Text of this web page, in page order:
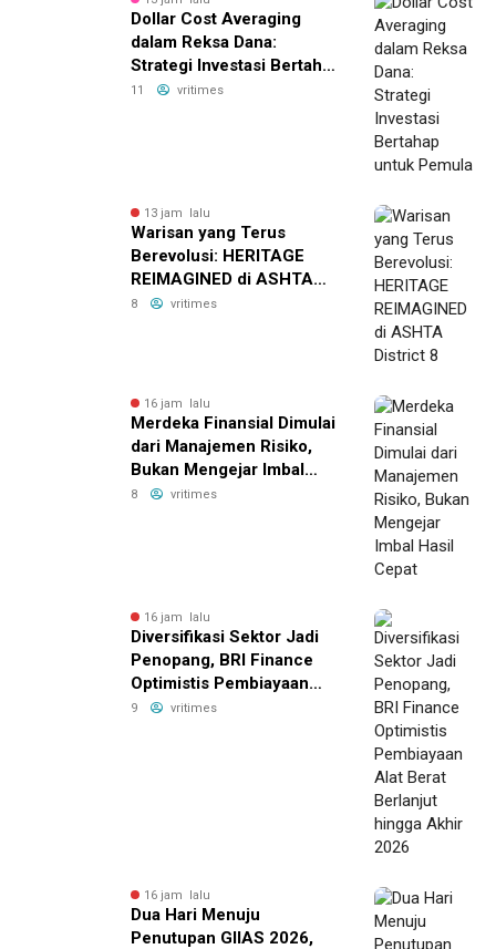
Dollar Cost Averaging
dalam Reksa Dana:
Strategi Investasi Bertahap
untuk Pemula
11 vritimes
13 jam lalu
Warisan yang Terus
Berevolusi: HERITAGE
REIMAGINED di ASHTA
District 8
8 vritimes
16 jam lalu
Merdeka Finansial Dimulai
dari Manajemen Risiko,
Bukan Mengejar Imbal
Hasil Cepat
8 vritimes
16 jam lalu
Diversifikasi Sektor Jadi
Penopang, BRI Finance
Optimistis Pembiayaan
Alat Berat Berlanjut hingga
9 vritimes
16 jam lalu
Dua Hari Menuju
Penutupan GIIAS 2026,